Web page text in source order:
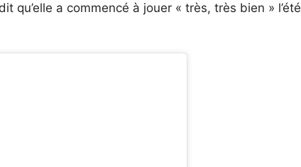
qu’elle a commencé à jouer « très, très bien » l’été